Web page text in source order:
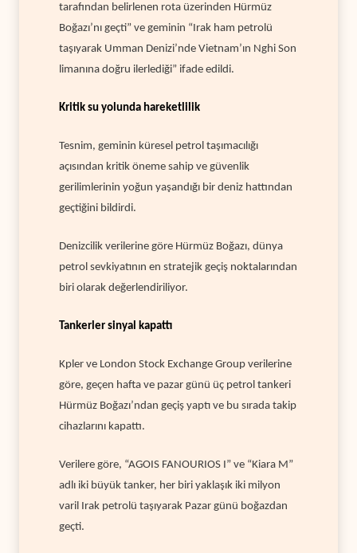
tarafından belirlenen rota üzerinden Hürmüz
Boğazı’nı geçti” ve geminin “Irak ham petrolü
taşıyarak Umman Denizi’nde Vietnam’ın Nghi Son
limanına doğru ilerlediği” ifade edildi.
Kritik su yolunda hareketlilik
Tesnim, geminin küresel petrol taşımacılığı
açısından kritik öneme sahip ve güvenlik
gerilimlerinin yoğun yaşandığı bir deniz hattından
geçtiğini bildirdi.
Denizcilik verilerine göre Hürmüz Boğazı, dünya
petrol sevkiyatının en stratejik geçiş noktalarından
biri olarak değerlendiriliyor.
Tankerler sinyal kapattı
Kpler ve London Stock Exchange Group verilerine
göre, geçen hafta ve pazar günü üç petrol tankeri
Hürmüz Boğazı’ndan geçiş yaptı ve bu sırada takip
cihazlarını kapattı.
Verilere göre, “AGOIS FANOURIOS I” ve “Kiara M”
adlı iki büyük tanker, her biri yaklaşık iki milyon
varil Irak petrolü taşıyarak Pazar günü boğazdan
geçti.